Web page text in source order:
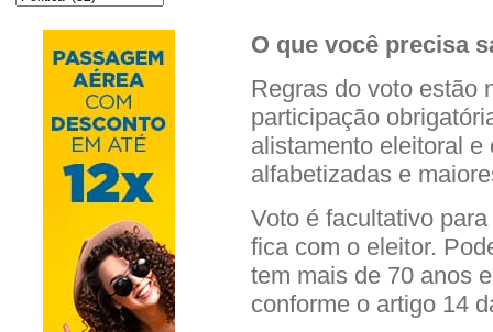
O que você precisa
Regras do voto estão
participação
alistamento eleitoral
alfabetizadas e
Voto é facultativo
fica com o eleitor.
tem mais de 70 anos
conforme o artigo 14